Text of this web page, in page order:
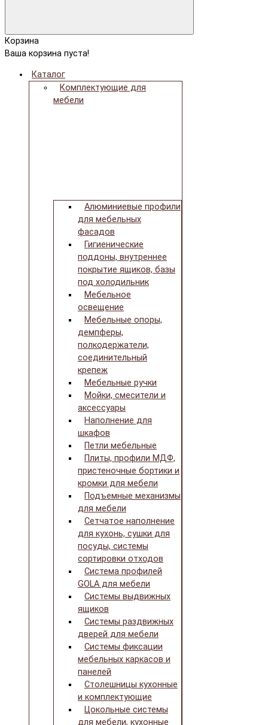
Корзина
Ваша корзина пуста!
Каталог
Комплектующие для
мебели
Алюминиевые профили
для мебельных
фасадов
Гигиенические
поддоны, внутреннее
покрытие ящиков, базы
под холодильник
Мебельное
освещение
Мебельные опоры,
демпферы,
полкодержатели,
соединительный
крепеж
Мебельные ручки
Мойки, смесители и
аксессуары
Наполнение для
шкафов
Петли мебельные
Плиты, профили МДФ,
пристеночные бортики и
кромки для мебели
Подъемные механизмы
для мебели
Сетчатое наполнение
для кухонь, сушки для
посуды, системы
сортировки отходов
Система профилей
GOLA для мебели
Системы выдвижных
ящиков
Системы раздвижных
дверей для мебели
Системы фиксации
мебельных каркасов и
панелей
Столешницы кухонные
и комплектующие
Цокольные системы
для мебели, кухонные